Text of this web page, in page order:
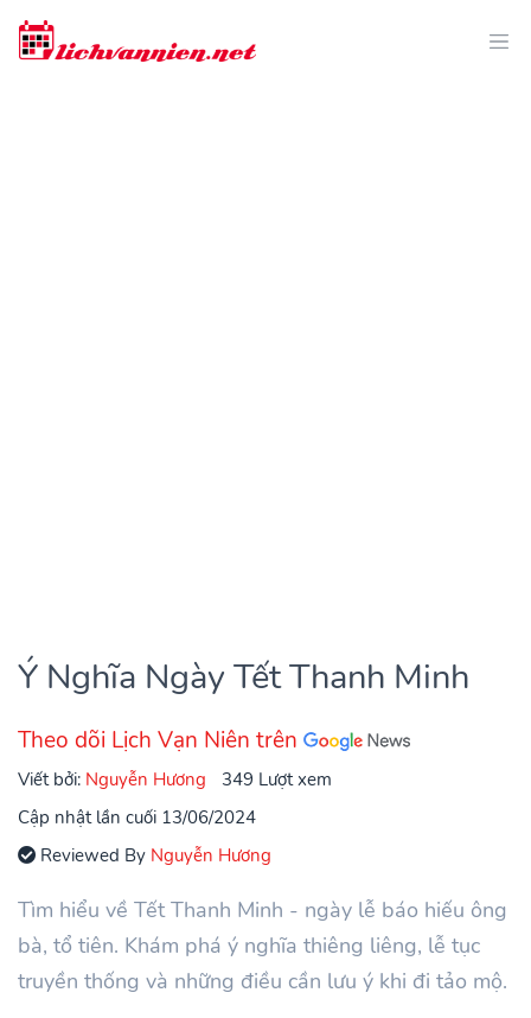
Ý Nghĩa Ngày Tết Thanh Minh
Theo dõi Lịch Vạn Niên trên
Viết bởi: Nguyễn Hương
349 Lượt xem
Cập nhật lần cuối 13/06/2024
Reviewed By Nguyễn Hương
Tìm hiểu về Tết Thanh Minh - ngày lễ báo hiếu ông
bà, tổ tiên. Khám phá ý nghĩa thiêng liêng, lễ tục
truyền thống và những điều cần lưu ý khi đi tảo mộ.